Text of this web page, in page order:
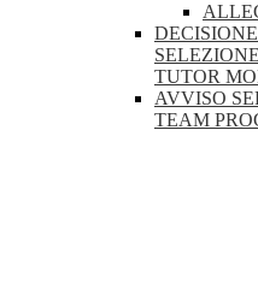
TUTOR
AVVISO
TEAM